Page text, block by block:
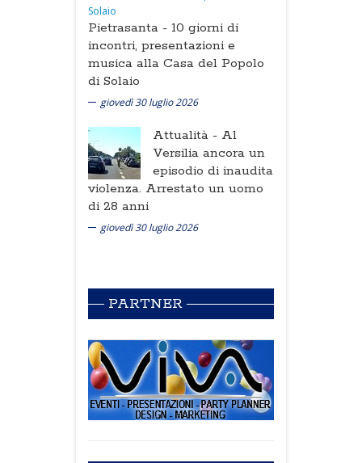
Pietrasanta - 10 giorni di
incontri, presentazioni e
musica alla Casa del Popolo
di Solaio
giovedì 30 luglio 2026
Attualità - Al
Versilia ancora un
episodio di inaudita
violenza. Arrestato un uomo
di 28 anni
giovedì 30 luglio 2026
PARTNER